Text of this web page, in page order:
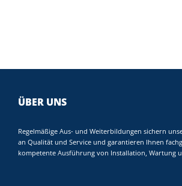
ÜBER UNS
Regelmäßige Aus- und Weiterbildungen sichern
an Qualität und Service und garantieren Ihnen
kompetente Ausführung von Installation, Wartung